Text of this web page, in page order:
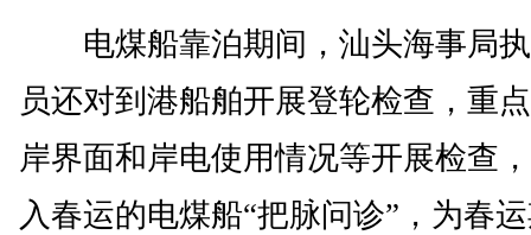
电煤船靠泊期间，汕头海事局
员还对到港船舶开展登轮检查，重
岸界面和岸电使用情况等开展检查
入春运的电煤船“把脉问诊”，为春